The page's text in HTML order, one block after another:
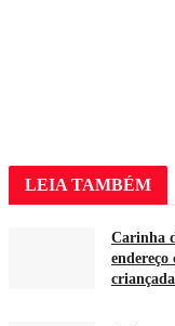
LEIA TAMBÉM
Carinha
endereço